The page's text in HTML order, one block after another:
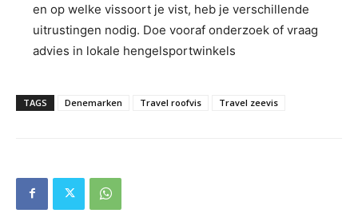
en op welke vissoort je vist, heb je verschillende
uitrustingen nodig. Doe vooraf onderzoek of vraag
advies in lokale hengelsportwinkels
TAGS Denemarken Travel roofvis Travel zeevis